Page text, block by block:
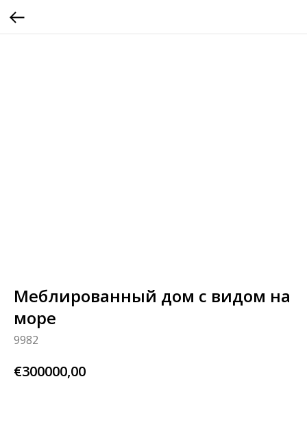
Меблированный дом с видом на
море
9982
€300000,00